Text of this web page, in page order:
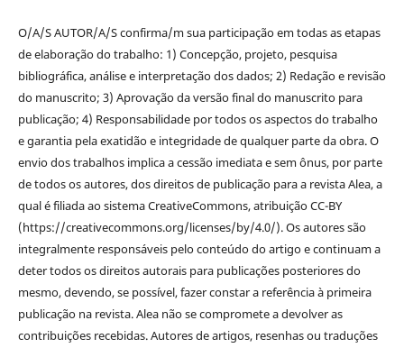
O/A/S AUTOR/A/S confirma/m sua participação em todas as etapas
de elaboração do trabalho: 1) Concepção, projeto, pesquisa
bibliográfica, análise e interpretação dos dados; 2) Redação e revisão
do manuscrito; 3) Aprovação da versão final do manuscrito para
publicação; 4) Responsabilidade por todos os aspectos do trabalho
e garantia pela exatidão e integridade de qualquer parte da obra. O
envio dos trabalhos implica a cessão imediata e sem ônus, por parte
de todos os autores, dos direitos de publicação para a revista Alea, a
qual é filiada ao sistema CreativeCommons, atribuição CC-BY
(https://creativecommons.org/licenses/by/4.0/). Os autores são
integralmente responsáveis pelo conteúdo do artigo e continuam a
deter todos os direitos autorais para publicações posteriores do
mesmo, devendo, se possível, fazer constar a referência à primeira
publicação na revista. Alea não se compromete a devolver as
contribuições recebidas. Autores de artigos, resenhas ou traduções